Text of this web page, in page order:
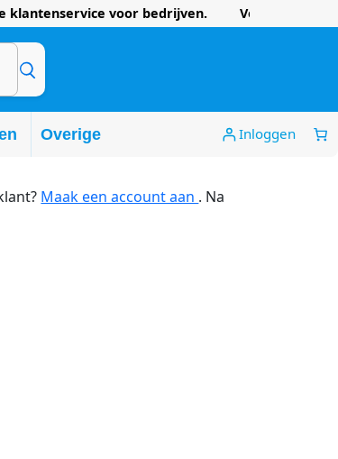
voor bedrijven. Voordelige
Overige Inloggen
Maak een account aan . Na